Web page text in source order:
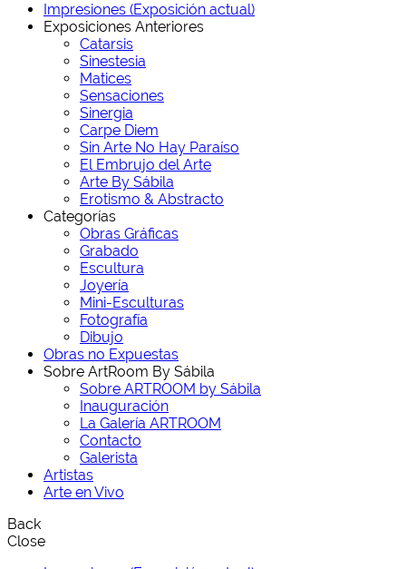
Impresiones (Exposición actual)
Exposiciones Anteriores
Catarsis
Sinestesia
Matices
Sensaciones
Sinergia
Carpe Diem
Sin Arte No Hay Paraíso
El Embrujo del Arte
Arte By Sábila
Erotismo & Abstracto
Categorías
Obras Gráficas
Grabado
Escultura
Joyería
Mini-Esculturas
Fotografía
Dibujo
Obras no Expuestas
Sobre ArtRoom By Sábila
Sobre ARTROOM by Sábila
Inauguración
La Galería ARTROOM
Contacto
Galerista
Artistas
Arte en Vivo
Back
Close